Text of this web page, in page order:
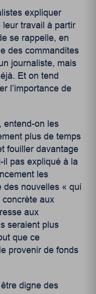
expliquer
leur travail à partir
se rappelle, en
des commandites
journaliste, mais
Et on tend
l’importance de
entend-on les
plus de temps
fouiller davantage
il pas expliqué à la
les
des nouvelles « qui
aux
aux
seraient plus
que ce
provenir de fonds
digne des